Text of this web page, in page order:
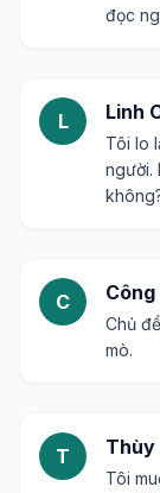
đọc
L Linh
Tôi lo
người.
C Công
Chủ
mò.
T Thùy
Tôi